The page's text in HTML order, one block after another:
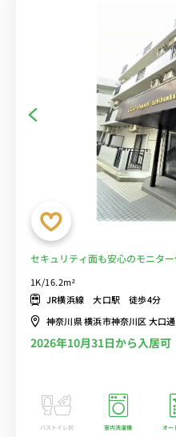
セキュリティ面も安心のモニタ
駅前には23時半まで営業のスー
ホーテあり■選べるWi-Fi格安レン
1K/16.2m²
JR横浜線 大口駅 徒歩4分
神奈川県 横浜市神奈川区 大口
2026年10月31日から入居可
バストイレ別 室内洗濯機 オー